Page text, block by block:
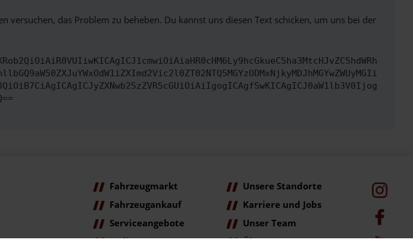
das Problem zu beheben. Du kannst uns diesen Text schicken, um uns bei der
Fahrzeugmarkt
Fahrzeugankauf
Serviceangebote
Online
Unsere Standorte
Karriere und Jobs
Unser Team
Über Uns